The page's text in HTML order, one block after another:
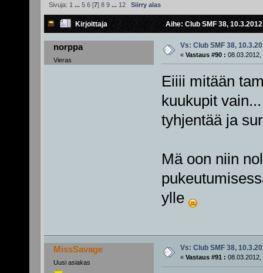
Sivuja: 1 ... 5 6[7] 8 9 ... 12 Siirry alas
Kirjoittaja Aihe: Club SMF 38,
norppa
Vieras
Vs: Club SMF 38,
« Vastaus #90 : 08.03.2012,
Eiiii mitään
kuukupit
tyhjentää ja
Mä oon niin
ylle
MissSavage
Uusi asiakas
Vs: Club SMF 38,
« Vastaus #91 : 08.03.2012,